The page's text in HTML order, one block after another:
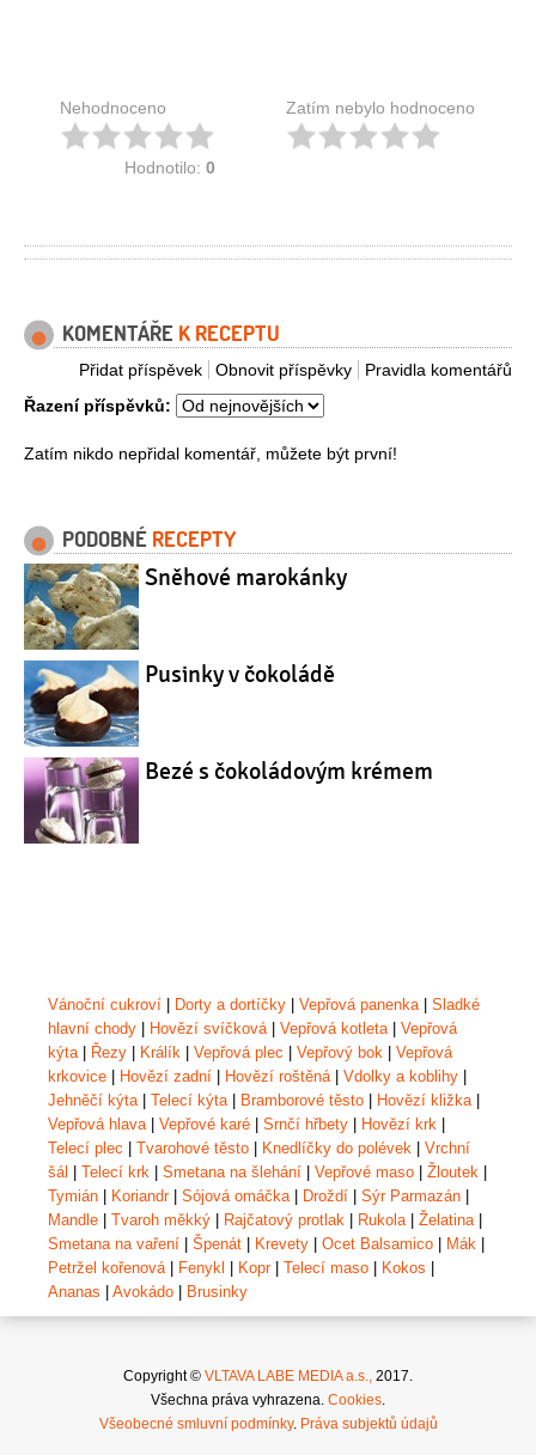
Nehodnoceno
Hodnotilo: 0
Zatím nebylo hodnoceno
KOMENTÁŘE K RECEPTU
Pravidla komentářů
Obnovit příspěvky
Přidat příspěvek
Řazení příspěvků:
Zatím nikdo nepřidal komentář, můžete být první!
PODOBNÉ RECEPTY
Sněhové marokánky
Pusinky v čokoládě
Bezé s čokoládovým krémem
Vánoční cukroví | Dorty a dortíčky | Vepřová panenka | Sladké
hlavní chody | Hovězí svíčková | Vepřová kotleta | Vepřová
kýta | Řezy | Králík | Vepřová plec | Vepřový bok | Vepřová
krkovice | Hovězí zadní | Hovězí roštěná | Vdolky a koblihy |
Jehněčí kýta | Telecí kýta | Bramborové těsto | Hovězí kližka |
Vepřová hlava | Vepřové karé | Srnčí hřbety | Hovězí krk |
Telecí plec | Tvarohové těsto | Knedlíčky do polévek | Vrchní
šál | Telecí krk | Smetana na šlehání | Vepřové maso | Žloutek |
Tymián | Koriandr| Sójová omáčka | Droždí | Sýr Parmazán |
Mandle | Tvaroh měkký | Rajčatový protlak | Rukola | Želatina |
Smetana na vaření | Špenát | Krevety | Ocet Balsamico | Mák |
Petržel kořenová | Fenykl | Kopr| Telecí maso | Kokos |
Ananas | Avokádo | Brusinky
Copyright © VLTAVA LABE MEDIA a.s.,
2017.
Všechna práva vyhrazena. Cookies
Všeobecné smluvní podmínky. Práva subjektů údajů